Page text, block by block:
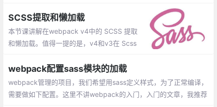
级用法（函数 function、if条件语句、循环语句）
SCSS提取和懒加载
本节课讲解在webpack v4中的 SCSS 提取
和懒加载。值得一提的是，v4和v3在 Scss
课主要涉及 SCSS 在懒加载下提取的相关配
置和插件使用。
webpack配置sass模块的加载
webpack管理的项目，我们希望用sass定义样式，为了正常编译，
需要做如下配置。这里不讲webpack的入门，入门的文章，我推荐